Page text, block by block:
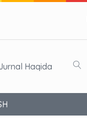
Haqida